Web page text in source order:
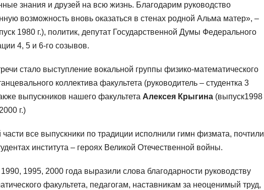
знания и друзей на всю жизнь. Благодарим руководство
возможность вновь оказаться в стенах родной Альма матер», –
1980 г.), политик, депутат Государственной Думы Федерального
4, 5 и 6-го созывов.
стало выступление вокальной группы физико-математического
коллектива факультета (руководитель – студентка 3
выпускников нашего факультета Алексея Крыгина (выпуск1998
г.)
все выпускники по традиции исполнили гимн физмата, почтили
института – героях Великой Отечественной войны.
1995, 2000 года выразили слова благодарности руководству
факультета, педагогам, наставникам за неоценимый труд,